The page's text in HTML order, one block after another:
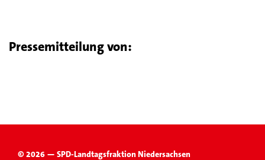
Pressemitteilung von:
© 2026 — SPD-Landtagsfraktion Niedersachsen